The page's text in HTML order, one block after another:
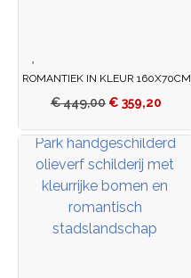
ROMANTIEK IN KLEUR 160X70CM
€449,00 € 359,20